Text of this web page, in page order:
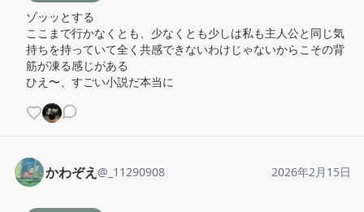
ゾッッとする
ここまで行かなくとも、少なくとも少しは私も主人公と同じ気
持ちを持っていて全く共感できないわけじゃないからこその背
筋が凍る感じがある
ひえ〜、すごい小説だ本当に
かわぞえ @ _11290908 2026年2月15日